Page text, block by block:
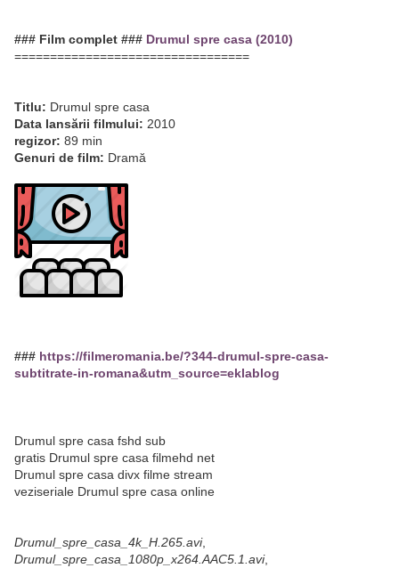
### Film complet ### Drumul spre casa (2010)
=================================
Titlu: Drumul spre casa
Data lansării filmului: 2010
regizor: 89 min
Genuri de film: Dramă
### https://filmeromania.be/?344-drumul-spre-casa-
subtitrate-in-romana&utm_source=eklablog
Drumul spre casa fshd sub
gratis Drumul spre casa filmehd net
Drumul spre casa divx filme stream
veziseriale Drumul spre casa online
Drumul_spre_casa_4k_H.265.avi,
Drumul_spre_casa_1080p_x264.AAC5.1.avi,